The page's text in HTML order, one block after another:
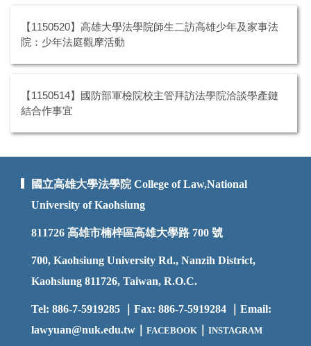
【1150520】高雄大學法學院師生二訪高雄少年及家事法
院：少年法庭觀摩活動
【1150514】國防部軍檢院校主管拜訪法學院洽談學產鏈
結合作事宜
國立高雄大學法學院 College of Law,National
University of Kaohsiung
811726 高雄市楠梓區高雄大學路 700 號
700, Kaohsiung University Rd., Nanzih District,
Kaohsiung 811726, Taiwan, R.O.C.
Tel: 886-7-5919285 ｜Fax: 886-7-5919284 ｜Email:
lawyuan@nuk.edu.tw｜ FACEBOOK INSTAGRAM